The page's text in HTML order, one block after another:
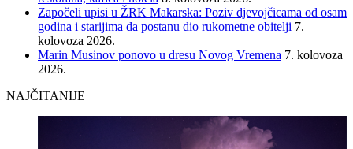
Započeli upisi u ŽRK Makarska: Poziv djevojčicama od osam
godina i starijima da postanu dio rukometne obitelji 7.
kolovoza 2026.
Marin Musinov ponovo u dresu Novog Vremena 7. kolovoza
2026.
NAJČITANIJE